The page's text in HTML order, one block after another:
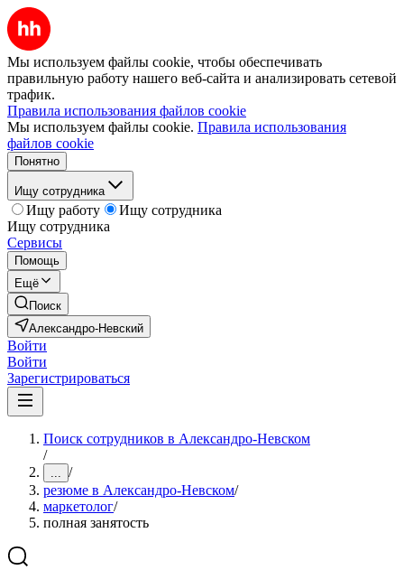
Мы используем файлы cookie, чтобы обеспечивать
правильную работу нашего веб-сайта и анализировать сетевой
трафик.
Правила использования файлов cookie
Мы используем файлы cookie. Правила использования
файлов cookie
Понятно
Ищу сотрудника
Ищу работу
Ищу сотрудника
Ищу сотрудника
Сервисы
Помощь
Ещё
Поиск
Александро-Невский
Войти
Войти
Зарегистрироваться
Поиск сотрудников в Александро-Невском
/
... /
резюме в Александро-Невском/
маркетолог/
полная занятость